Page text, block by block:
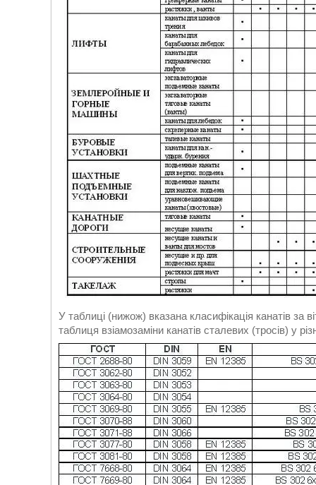
У таблиці (нижож) вказана класифікація канатів
таблиця взіамозаміни канатів сталевих (тросів) у